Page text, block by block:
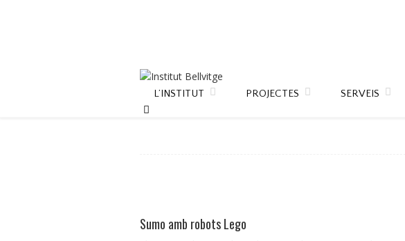
L’INSTITUT PROJECTES SERVEIS
Sumo amb robots Lego